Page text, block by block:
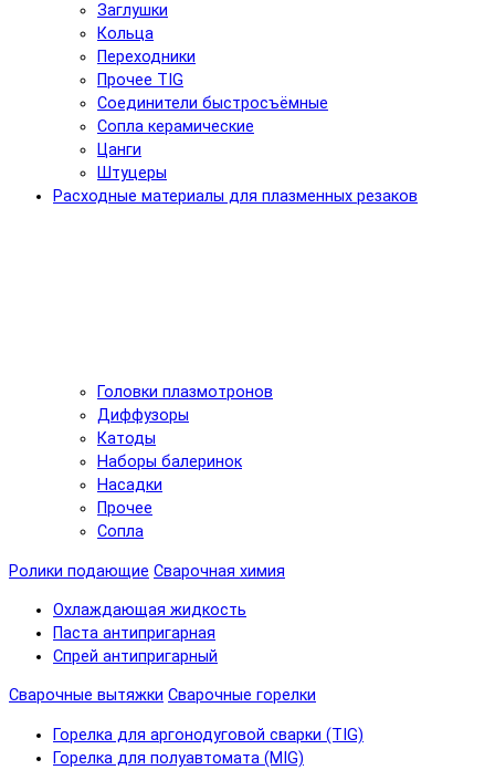
Заглушки
Кольца
Переходники
Прочее TIG
Соединители быстросъёмные
Сопла керамические
Цанги
Штуцеры
Расходные материалы для плазменных резаков
Головки плазмотронов
Диффузоры
Катоды
Наборы балеринок
Насадки
Прочее
Сопла
Ролики подающие Сварочная химия
Охлаждающая жидкость
Паста антипригарная
Спрей антипригарный
Сварочные вытяжки Сварочные горелки
Горелка для аргонодуговой сварки (TIG)
Горелка для полуавтомата (MIG)